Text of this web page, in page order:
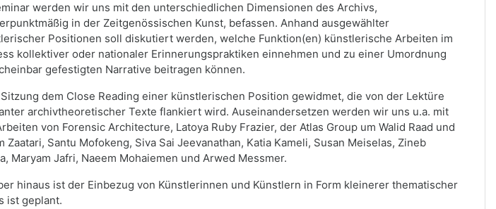
werden wir uns mit den unterschiedlichen Dimensionen des Archivs,
in der Zeitgenössischen Kunst, befassen. Anhand ausgewählter
Positionen soll diskutiert werden, welche Funktion(en) künstlerische Arbeiten im
kollektiver oder nationaler Erinnerungspraktiken einnehmen und zu einer Umordnung
gefestigten Narrative beitragen können.
dem Close Reading einer künstlerischen Position gewidmet, die von der Lektüre
archivtheoretischer Texte flankiert wird. Auseinandersetzen werden wir uns u.a. mit
von Forensic Architecture, Latoya Ruby Frazier, der Atlas Group um Walid Raad und
Zaatari, Santu Mofokeng, Siva Sai Jeevanathan, Katia Kameli, Susan Meiselas, Zineb
Maryam Jafri, Naeem Mohaiemen und Arwed Messmer.
hinaus ist der Einbezug von Künstlerinnen und Künstlern in Form kleinerer thematischer
ist geplant.